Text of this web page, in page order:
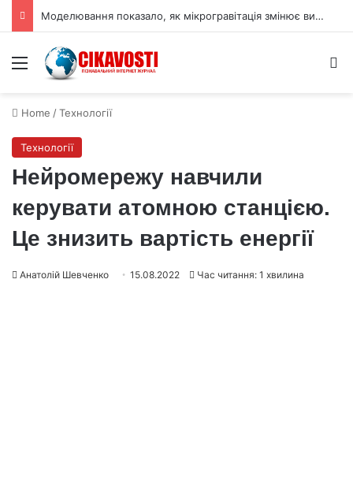
Моделювання показало, як мікрогравітація змінює виробництво вуглепластику
Menu
Home /Технології
Технології
Нейромережу навчили
керувати атомною станцією.
Це знизить вартість енергії
Анатолій Шевченко 15.08.2022 Час читання: 1 хвилина